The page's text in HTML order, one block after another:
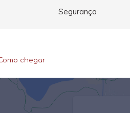
Segurança
chegar